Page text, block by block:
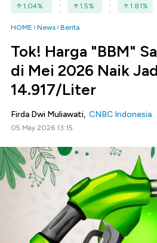
1.04% 1.5% 1.81%
HOME News Berita
Tok! Harga "BBM"
di Mei 2026 Naik
14.917/Liter
Firda Dwi Muliawati, CNBC Indonesia
05 May 2026 13:15